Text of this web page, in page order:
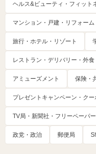
ヘルス&ビューティ・フィット
マンション・戸建・リフォー
旅行・ホテル・リゾート
レストラン・デリバリー・外食
アミューズメント 保険・
プレゼントキャンペーン・クー
TV局・新聞社・フリーペーパ
政党・政治 郵便局